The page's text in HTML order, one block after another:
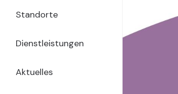
Main
Navigation
dropa
Standorte
Dienstleistungen
Aktuelles